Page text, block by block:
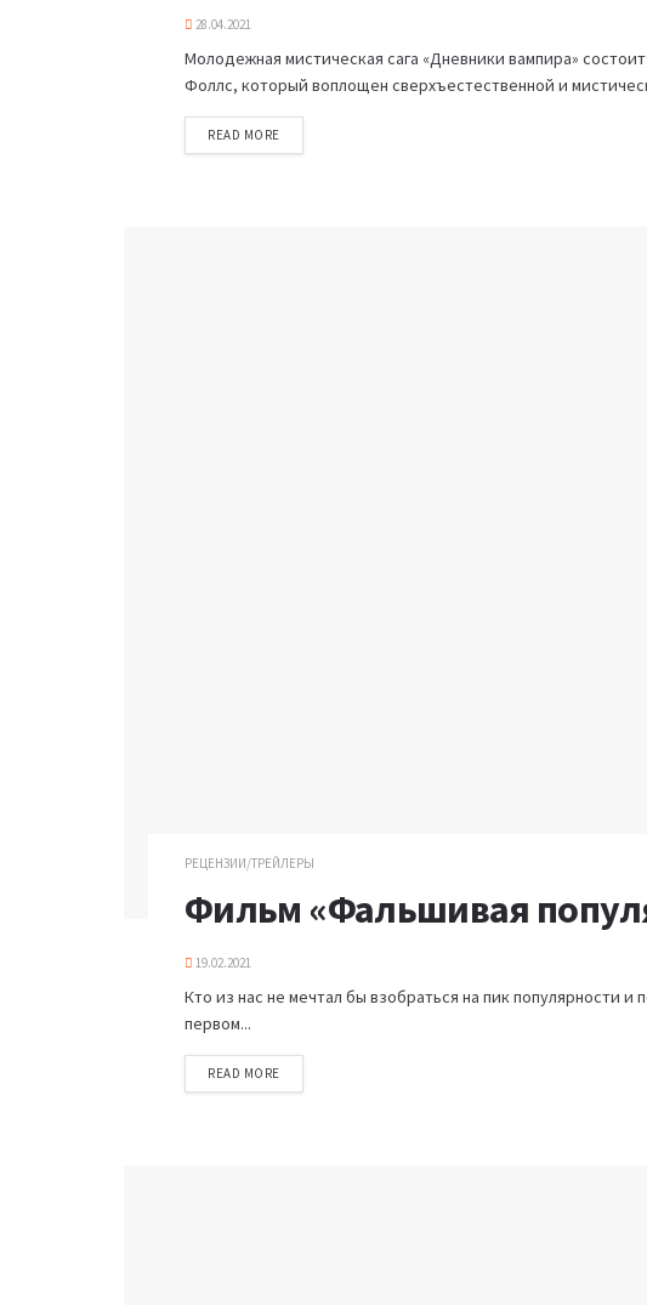
28.04.2021
Молодежная мистическая сага «Дневники вампира»
Фоллс, который воплощен сверхъестественной и
READ MORE
РЕЦЕНЗИИ/ТРЕЙЛЕРЫ
Фильм «Фальшивая
19.02.2021
Кто из нас не мечтал бы взобраться на пик популярности
первом...
READ MORE